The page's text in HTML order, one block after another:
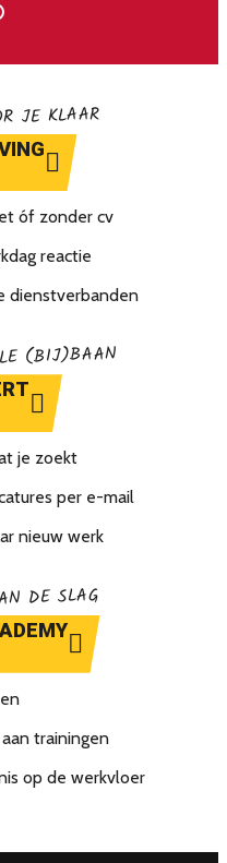
JE KLAAR
óf zonder cv
reactie
dienstverbanden
(BIJ)BAAN
je zoekt
per e-mail
nieuw werk
DE SLAG
trainingen
op de werkvloer